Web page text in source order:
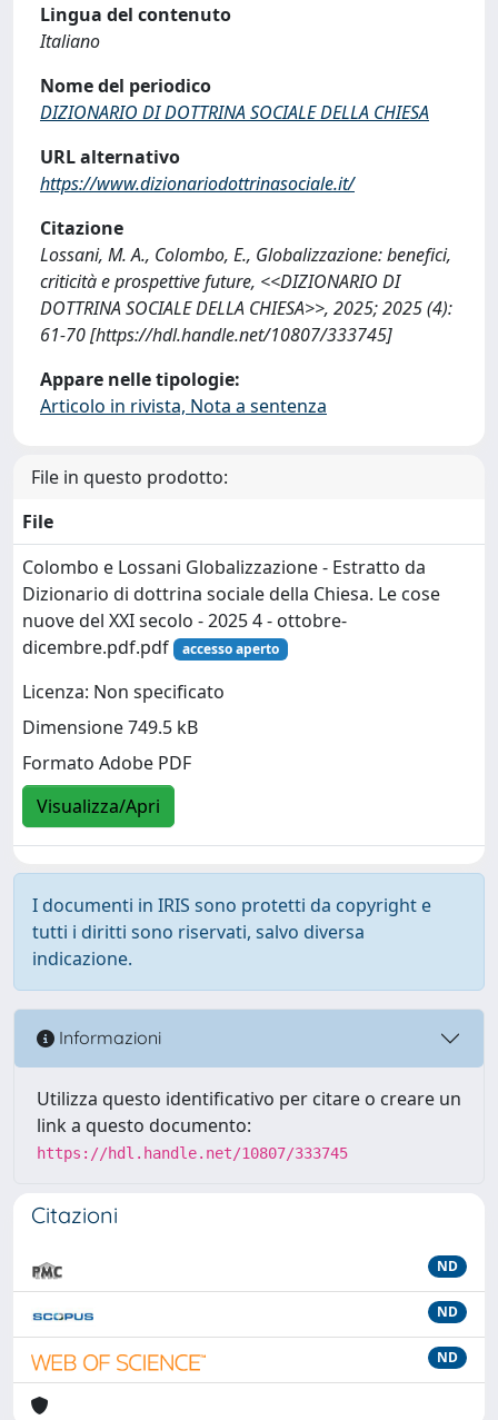
Lingua del contenuto
Italiano
Nome del periodico
DIZIONARIO DI DOTTRINA SOCIALE DELLA CHIESA
URL alternativo
https://www.dizionariodottrinasociale.it/
Citazione
Lossani, M. A., Colombo, E., Globalizzazione: benefici,
criticità e prospettive future, <<DIZIONARIO DI
DOTTRINA SOCIALE DELLA CHIESA>>, 2025; 2025 (4):
61-70 [https://hdl.handle.net/10807/333745]
Appare nelle tipologie:
Articolo in rivista, Nota a sentenza
File in questo prodotto:
File
Colombo e Lossani Globalizzazione - Estratto da
Dizionario di dottrina sociale della Chiesa. Le cose
nuove del XXI secolo - 2025 4 - ottobre-
dicembre.pdf.pdf
accesso aperto
Licenza: Non specificato
Dimensione 749.5 kB
Formato Adobe PDF
Visualizza/Apri
I documenti in IRIS sono protetti da copyright e
tutti i diritti sono riservati, salvo diversa
indicazione.
Informazioni
Utilizza questo identificativo per citare o creare un
link a questo documento:
https://hdl.handle.net/10807/333745
Citazioni
ND
ND
ND